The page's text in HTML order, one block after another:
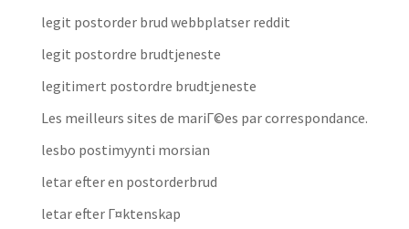
legit postorder brud webbplatser reddit
legit postordre brudtjeneste
legitimert postordre brudtjeneste
Les meilleurs sites de mariГ©es par correspondance.
lesbo postimyynti morsian
letar efter en postorderbrud
letar efter Г¤ktenskap